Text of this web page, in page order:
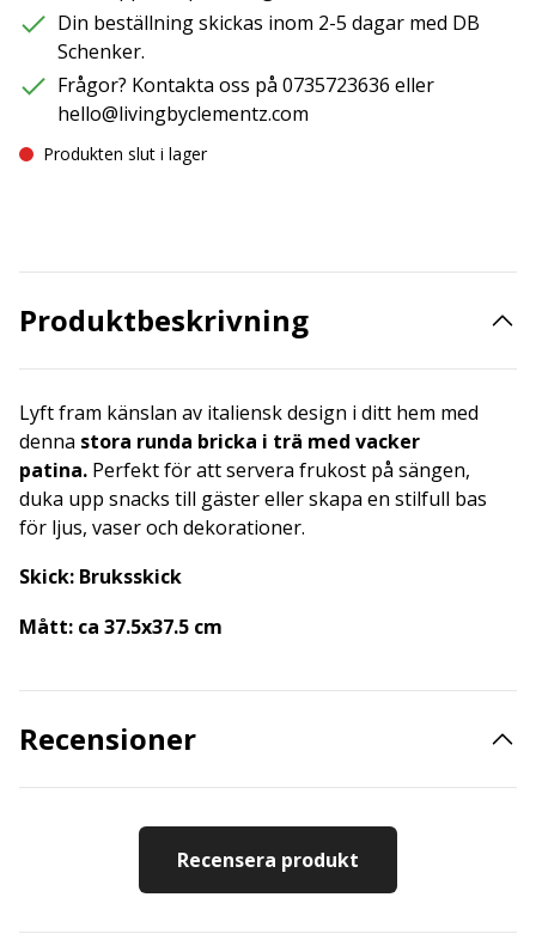
Din beställning skickas inom 2-5 dagar med DB
Schenker.
Frågor? Kontakta oss på 0735723636 eller
hello@livingbyclementz.com
Produkten slut i lager
Produktbeskrivning
Lyft fram känslan av italiensk design i ditt hem med
denna stora runda bricka i trä med vacker
patina. Perfekt för att servera frukost på sängen,
duka upp snacks till gäster eller skapa en stilfull bas
för ljus, vaser och dekorationer.
Skick: Bruksskick
Mått: ca 37.5x37.5 cm
Recensioner
Recensera produkt